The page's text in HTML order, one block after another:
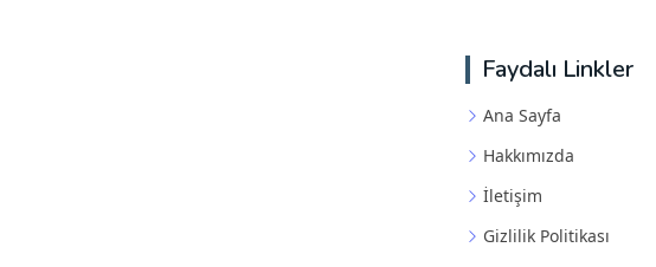
Faydalı Linkler
Ana Sayfa
Hakkımızda
İletişim
Gizlilik Politikası